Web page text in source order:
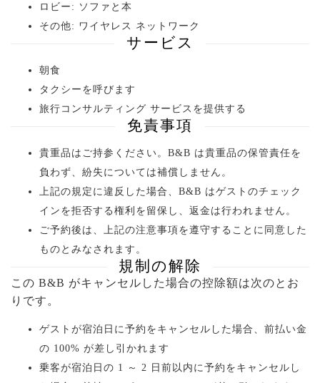
ロビー: ソファと本
その他: ワイヤレス ネットワーク
サービス
朝食
タクシーを呼びます
旅行コンサルティング サービスを提供する
免責事項
貴重品はご持参ください。B&B は貴重品の保管責任を
負わず、紛失については補償しません。
上記の規定に違反した場合、B&B はゲストのチェック
インを拒否する権利を留保し、返金は行われません。
ご予約後は、上記の注意事項を遵守することに同意した
ものとみなされます。
規制の解除
この B&B がキャンセルした場合の控除額は次のとお
りです。
ゲストが宿泊日に予約をキャンセルした場合、前払い金
の 100% が差し引かれます
乗客が宿泊日の 1 ～ 2 日前以内に予約をキャンセルし